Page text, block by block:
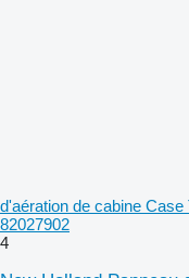
d'aération de cabine
82027902
4